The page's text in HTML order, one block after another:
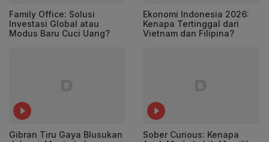
Family Office: Solusi
Investasi Global atau
Modus Baru Cuci Uang?
Ekonomi Indonesia 2026:
Kenapa Tertinggal dari
Vietnam dan Filipina?
Gibran Tiru Gaya Blusukan
Sober Curious: Kenapa